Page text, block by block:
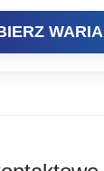
przy